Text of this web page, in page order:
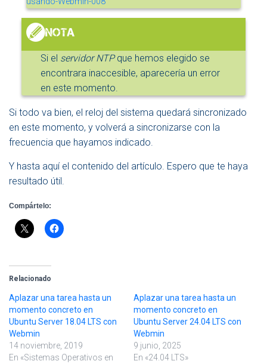
Si el servidor NTPque hemos elegido se
encontrara inaccesible, aparecería un error
en este momento.
Si todo va bien, el reloj del sistema quedará sincronizado
en este momento, y volverá a sincronizarse con la
frecuencia que hayamos indicado.
Y hasta aquí el contenido del artículo. Espero que te haya
resultado útil.
Compártelo:
Relacionado
Aplazar una tarea hasta un
momento concreto en
Ubuntu Server 18.04 LTS con
Webmin
14 noviembre, 2019
En «Sistemas Operativos en
Aplazar una tarea hasta un
momento concreto en
Ubuntu Server 24.04 LTS con
Webmin
9 junio, 2025
En «24.04 LTS»